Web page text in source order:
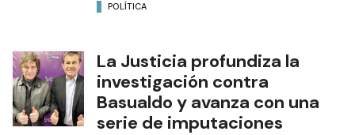
POLÍTICA
La Justicia profundiza la
investigación contra
Basualdo y avanza con una
serie de imputaciones